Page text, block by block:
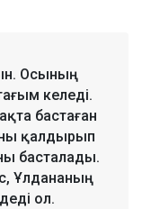
Осының
келеді.
бастаған
қалдырып
басталады.
Ұлдананың
ол.